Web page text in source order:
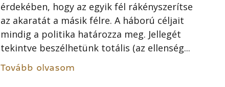
érdekében, hogy az egyik fél rákényszerítse
az akaratát a másik félre. A háború céljait
mindig a politika határozza meg. Jellegét
tekintve beszélhetünk totális (az ellenség...
Tovább olvasom